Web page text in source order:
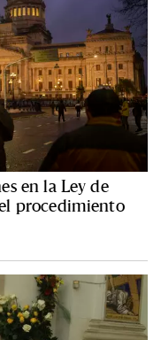
en la Ley de
procedimiento